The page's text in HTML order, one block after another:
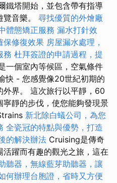
鐵塔開始，並包含帶有指導
音樂。 尋找優質的外燴廠
體態矯正服務 漏水打針效
保修復效果 房屋漏水處理，
務 杜拜簽證的申請過程，提
一個室內等候區，空氣條件
快 - 您感覺像20世紀初期的
界。 這次旅行以平靜，60
靜的步伐，使您能夠發現景
新北除白蟻公司，為您
全瓷冠的特點與優勢，打造
的解決辦法 Cruising是傳奇
躍而有趣的觀光之旅，這在
聽器，無線藍芽助聽器，讓
何辦理台胞證，省時又方便